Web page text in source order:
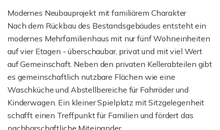
Modernes Neubauprojekt mit familiärem Charakter
Nach dem Rückbau des Bestandsgebäudes entsteht ein
modernes Mehrfamilienhaus mit nur fünf Wohneinheiten
auf vier Etagen - überschaubar, privat und mit viel Wert
auf Gemeinschaft. Neben den privaten Kellerabteilen gibt
es gemeinschaftlich nutzbare Flächen wie eine
Waschküche und Abstellbereiche für Fahrräder und
Kinderwagen. Ein kleiner Spielplatz mit Sitzgelegenheit
schafft einen Treffpunkt für Familien und fördert das
nachbarschaftliche Miteinander.